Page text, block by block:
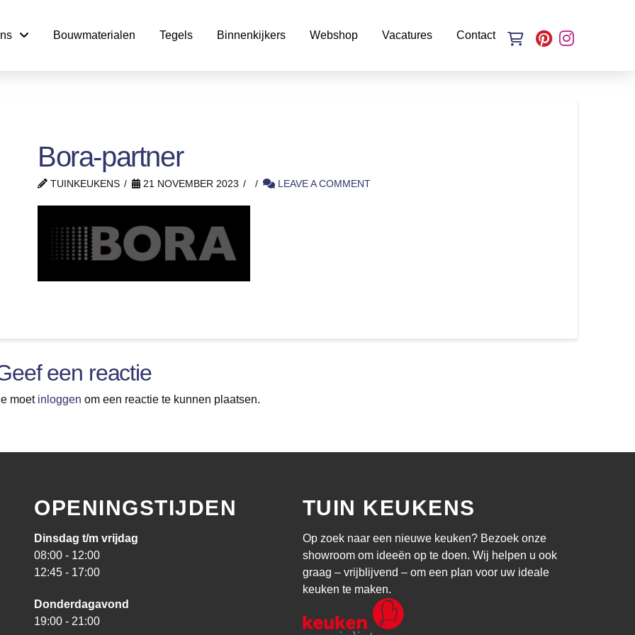
Bouwmaterialen Tegels Binnenkijkers Webshop Vacatures Contact
Bora-partner
TUINKEUKENS 21 NOVEMBER 2023 LEAVE A COMMENT
een reactie
moet inloggen om een reactie te kunnen plaatsen.
OPENINGSTIJDEN
Dinsdag t/m vrijdag
08:00 - 12:00
12:45 - 17:00
Donderdagavond
19:00 - 21:00
TUIN KEUKENS
Op zoek naar een nieuwe keuken? Bezoek onze
showroom om ideeën op te doen. Wij helpen u ook
graag – vrijblijvend – om een plan voor uw ideale
keuken te maken.